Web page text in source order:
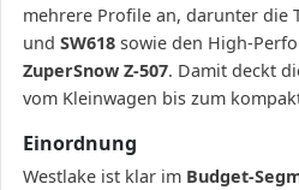
mehrere Profile an, darunter die
und SW618 sowie den High-
ZuperSnow Z-507. Damit deckt
vom Kleinwagen bis zum
Einordnung
Westlake ist klar im Budget-